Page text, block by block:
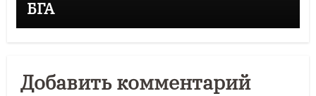
БГА
Добавить комментарий